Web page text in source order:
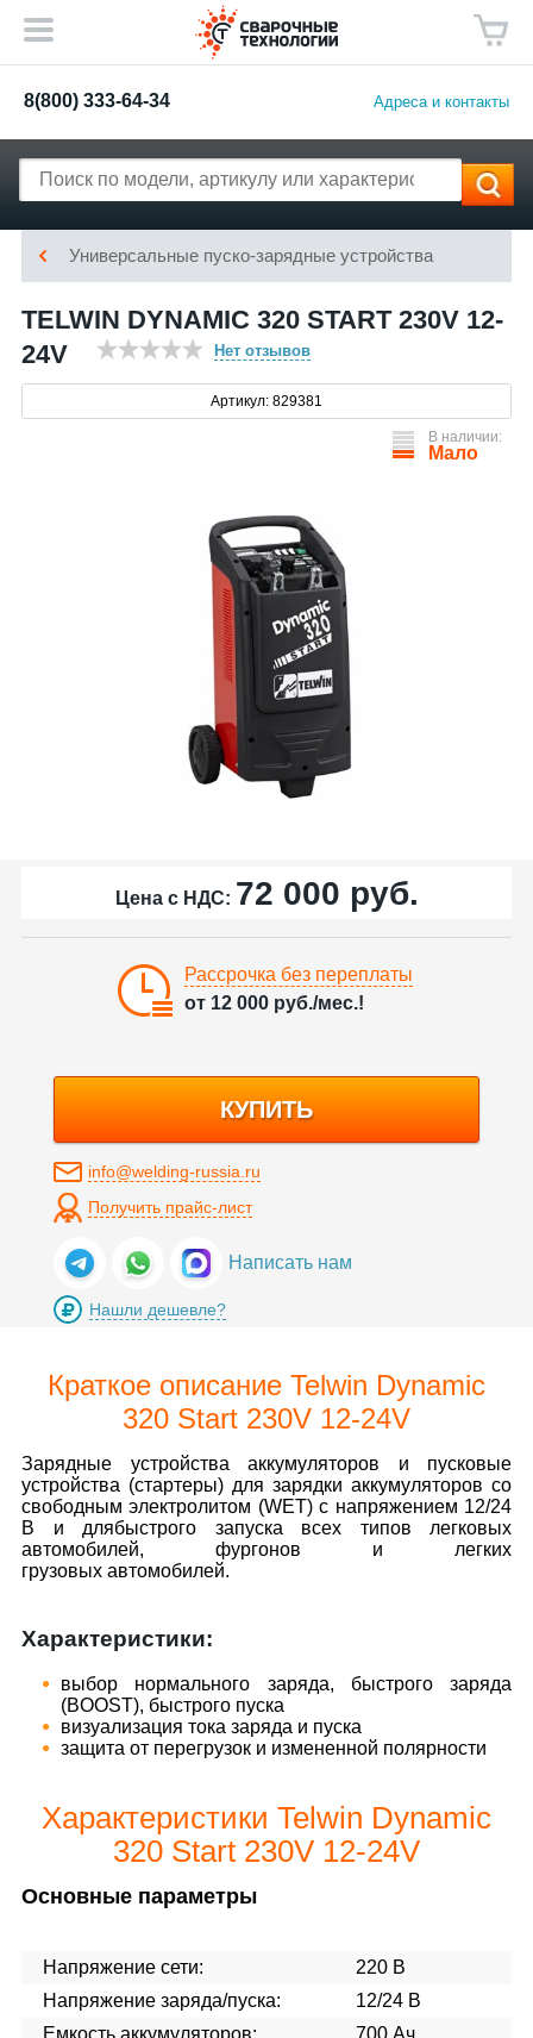
8(800) 333-64-34 Адреса и контакты
Универсальные пуско-зарядные устройства
TELWIN DYNAMIC 320 START 230V 12-
24V
Нет отзывов
Артикул: 829381
В наличии:
Мало
Цена с НДС: 72 000 руб.
Рассрочка без переплаты
от 12 000 руб./мес.!
КУПИТЬ
info@welding-russia.ru
Получить прайс-лист
Написать нам
Нашли дешевле?
Краткое описание Telwin Dynamic
320 Start 230V 12-24V
Зарядные устройства аккумуляторов и пусковые
устройства (стартеры) для зарядки аккумуляторов со
свободным электролитом (WET) с напряжением 12/24
В и длябыстрого запуска всех типов легковых
автомобилей, фургонов и легких
грузовых автомобилей.
Xарактеристики:
выбор нормального заряда, быстрого заряда
(BOOST), быстрого пуска
визуализация тока заряда и пуска
защита от перегрузок и измененной полярности
Характеристики Telwin Dynamic
320 Start 230V 12-24V
Основные параметры
Напряжение сети:
220 В
Напряжение заряда/пуска:
12/24 В